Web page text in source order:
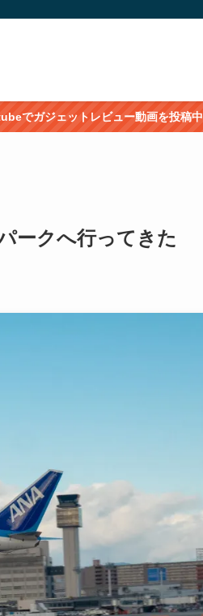
でガジェットレビュー動画を投稿中
ークへ行ってきた